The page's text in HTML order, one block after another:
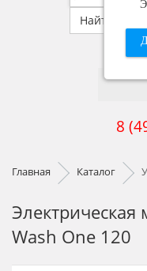
8
Главная Каталог
Электрическая
Wash One 120